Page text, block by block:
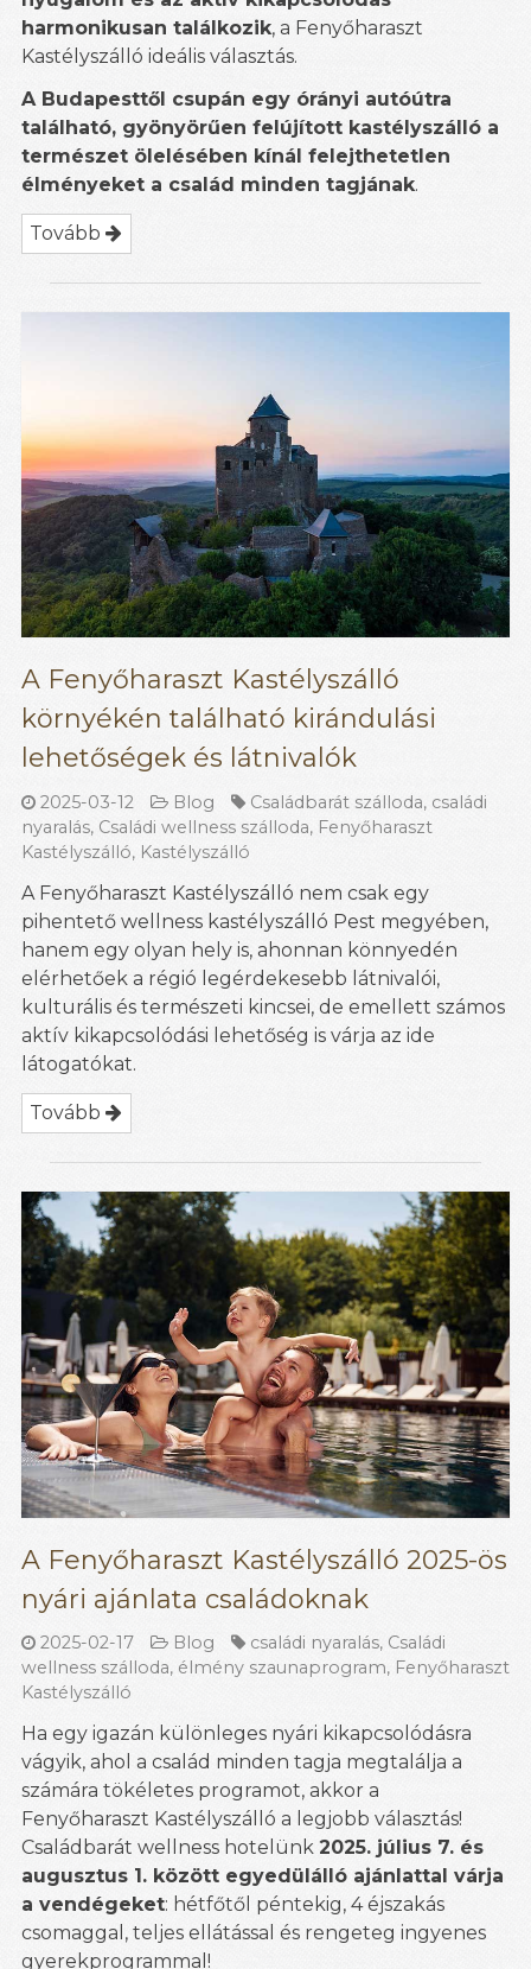
harmonikusan találkozik, a Fenyőharaszt
Kastélyszálló ideális választás.
A Budapesttől csupán egy órányi autóútra
található, gyönyörűen felújított kastélyszálló a
természet ölelésében kínál felejthetetlen
élményeket a család minden tagjának.
Tovább
A Fenyőharaszt Kastélyszálló
környékén található kirándulási
lehetőségek és látnivalók
2025-03-12 Blog Családbarát szálloda, családi
nyaralás, Családi wellness szálloda, Fenyőharaszt
Kastélyszálló, Kastélyszálló
A Fenyőharaszt Kastélyszálló nem csak egy
pihentető wellness kastélyszálló Pest megyében,
hanem egy olyan hely is, ahonnan könnyedén
elérhetőek a régió legérdekesebb látnivalói,
kulturális és természeti kincsei, de emellett számos
aktív kikapcsolódási lehetőség is várja az ide
látogatókat.
Tovább
A Fenyőharaszt Kastélyszálló 2025-ös
nyári ajánlata családoknak
2025-02-17 Blog családi nyaralás, Családi
wellness szálloda, élmény szaunaprogram, Fenyőharaszt
Kastélyszálló
Ha egy igazán különleges nyári kikapcsolódásra
vágyik, ahol a család minden tagja megtalálja a
számára tökéletes programot, akkor a
Fenyőharaszt Kastélyszálló a legjobb választás!
Családbarát wellness hotelünk 2025. július 7. és
augusztus 1. között egyedülálló ajánlattal várja
a vendégeket: hétfőtől péntekig, 4 éjszakás
csomaggal, teljes ellátással és rengeteg ingyenes
gyerekprogrammal!